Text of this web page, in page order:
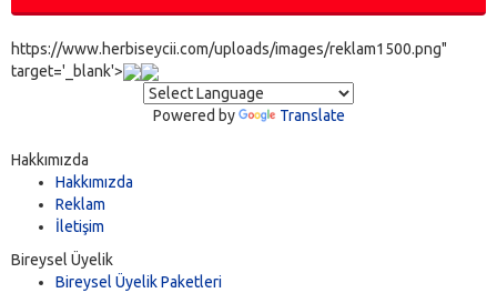
Cube (0)
Dark (0)
Dell (0)
Everest
Evotab (0)
Excon (0)
Exper (0)
Ezcool (0)
General Mobile (0)
https://www.herbiseycii.com/uploads/images/reklam1500.png"
target='_blank'>
Powered by Translate
Hakkımızda
Hakkımızda
Reklam
İletişim
Bireysel Üyelik
Bireysel Üyelik Paketleri